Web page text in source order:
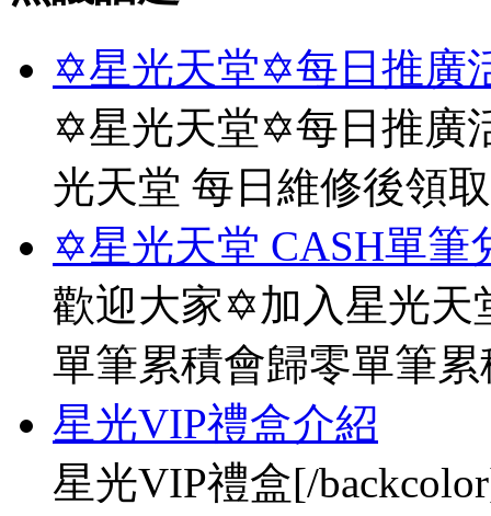
✡星光天堂✡每日推廣
✡星光天堂✡每日推廣
光天堂 每日維修後領
✡星光天堂 CASH單筆
歡迎大家✡加入星光天
單筆累積會歸零單筆
星光VIP禮盒介紹
星光VIP禮盒[/